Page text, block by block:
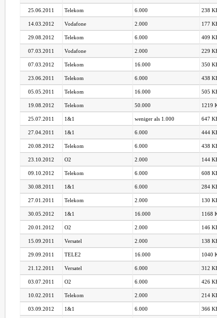
25.06.2011 Telekom 6.000 238
14.03.2012 Vodafone 2.000 177
29.08.2012 Telekom 6.000 409
07.03.2011 Vodafone 2.000 229
07.03.2012 Telekom 16.000 350
23.06.2011 Telekom 6.000 438
05.05.2011 Telekom 16.000 505
19.08.2012 Telekom 50.000 1219
25.07.2011 1&1 weniger als 1.000 647
27.04.2011 1&1 6.000 444
20.08.2012 Telekom 6.000 438
23.10.2012 O2 2.000 144
09.10.2012 Telekom 6.000 608
30.08.2011 1&1 6.000 284
27.01.2011 Telekom 2.000 130
30.05.2012 1&1 16.000 1168
20.01.2012 O2 2.000 146
15.09.2011 Versatel 2.000 138
29.09.2011 TELE2 16.000 1040
21.12.2011 Versatel 6.000 312
03.07.2011 O2 6.000 426
10.02.2011 Telekom 2.000 214
03.09.2012 1&1 6.000 366